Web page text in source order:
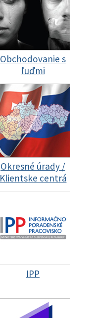
Obchodovanie s
ľuďmi
Okresné úrady /
Klientske centrá
IPP